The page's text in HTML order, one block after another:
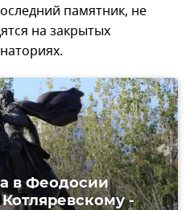
памятник, не
на закрытых
в Феодосии
-